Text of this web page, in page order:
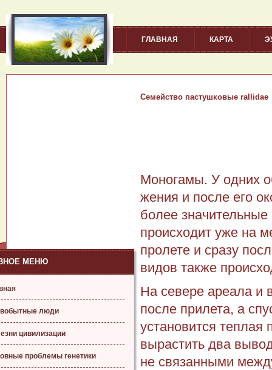
ГЛАВНАЯ КАРТА
МЕНЮ
люди
цивилизации
проблемы генетики
Семейство пастушковые rallidae
Моногамы. У одних
жения и после его
более
происходит уже на
пролете и сразу
видов также
На севере ареала и
после прилета, а
устано­вится теплая
вырастить два
не связанными